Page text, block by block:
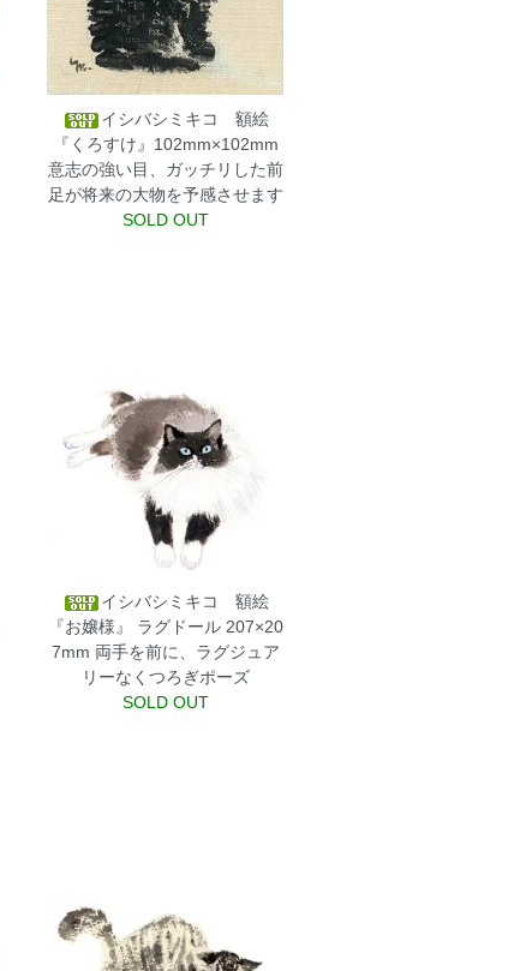
イシバシミキコ 額絵
『くろすけ』102mm×102mm
意志の強い目、ガッチリした前
足が将来の大物を予感させます
SOLD OUT
イシバシミキコ 額絵
『お嬢様』 ラグドール 207×20
7mm 両手を前に、ラグジュア
リーなくつろぎポーズ
SOLD OUT